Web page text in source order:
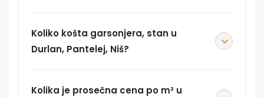
Koliko košta garsonjera, stan u
Durlan, Pantelej, Niš?
Kolika je prosečna cena po m² u